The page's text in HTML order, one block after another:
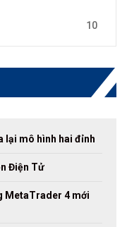
10
lại mô hình hai đỉnh
Điện Tử
MetaTrader 4 mới